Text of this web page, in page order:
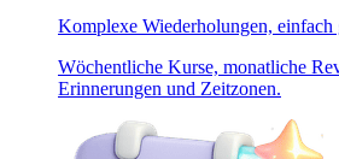
Komplexe Wiederholungen, einfach
Wöchentliche Kurse, monatliche
Erinnerungen und Zeitzonen.